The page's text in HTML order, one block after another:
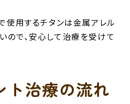
使用するチタンは金属アレル
ので、安心して治療を受けて
ト治療の流れ